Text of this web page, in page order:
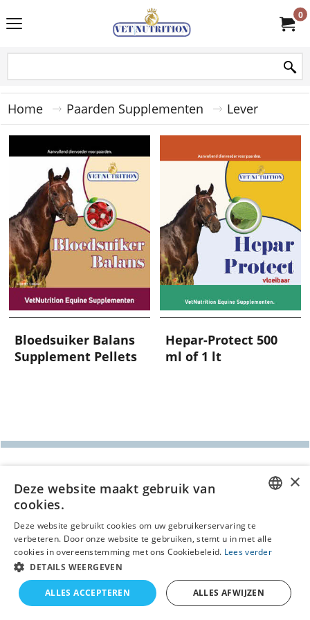
0
Home Paarden Supplementen Lever
Bloedsuiker Balans
Supplement Pellets
Hepar-Protect 500
ml of 1 lt
software.
GERMAN
Deze website maakt gebruik van
cookies.
Deze website gebruikt cookies om uw gebruikerservaring te
verbeteren. Door onze website te gebruiken, stemt u in met alle
cookies in overeenstemming met ons Cookiebeleid. Lees verder
DETAILS WEERGEVEN
ALLES ACCEPTEREN ALLES AFWIJZEN